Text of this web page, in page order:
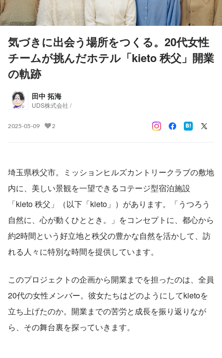
気づきに出会う場所をつくる。20代女性
チームが挑んだホテル「kieto 秩父」開業
の軌跡
田中 拓海
UDS株式会社 /
2025-05-09 2
埼玉県秩父市。ミッションヒルズカントリークラブの敷地
内に、美しい景観を一望できるコテージ型宿泊施設
「kieto 秩父」（以下「kieto」）があります。「うつろう
自然に、心が動くひととき。」をコンセプトに、都心から
約2時間という好立地と秩父の豊かな自然を活かして、訪
れる人々に特別な時間を提供しています。
このプロジェクトの企画から開業までを担ったのは、全員
20代の女性メンバー。彼女たちはどのようにしてkietoを
立ち上げたのか。開業までの苦労と成長を振り返りなが
ら、その舞台裏を探っていきます。